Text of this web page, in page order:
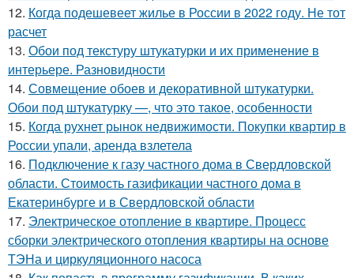
12. Когда подешевеет жилье в России в 2022 году. Не тот
расчет
13. Обои под текстуру штукатурки и их применение в
интерьере. Разновидности
14. Совмещение обоев и декоративной штукатурки.
Обои под штукатурку —, что это такое, особенности
15. Когда рухнет рынок недвижимости. Покупки квартир в
России упали, аренда взлетела
16. Подключение к газу частного дома в Свердловской
области. Стоимость газификации частного дома в
Екатеринбурге и в Свердловской области
17. Электрическое отопление в квартире. Процесс
сборки электрического отопления квартиры на основе
ТЭНа и циркуляционного насоса